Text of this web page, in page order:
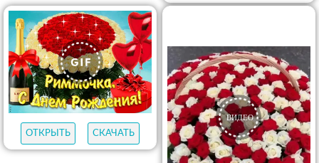
ОТКРЫТЬ СКАЧАТЬ